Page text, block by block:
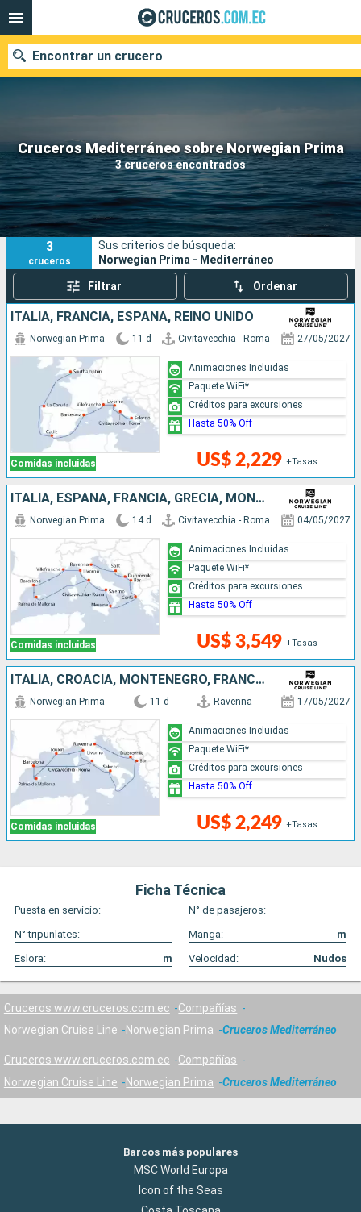
Cruceros Mediterráneo sobre Norwegian Prima
3 cruceros encontrados
Encontrar un crucero
Nuestros destinos
Fecha de salida
Puertos Compañías
Buscar
3
cruceros
Sus criterios de búsqueda:
Norwegian Prima - Mediterráneo
Filtrar Ordenar
ITALIA, FRANCIA, ESPAÑA, REINO UNIDO
Comidas incluidas
Norwegian Prima 11 d Civitavecchia - Roma 27/05/2027
US$ 2,229 +Tasas
Animaciones Incluidas
Paquete WiFi*
Créditos para excursiones
Hasta 50% Off
ITALIA, ESPAÑA, FRANCIA, GRECIA, MONTENEGRO, CROACIA
Comidas incluidas
Norwegian Prima 14 d Civitavecchia - Roma 04/05/2027
US$ 3,549 +Tasas
Animaciones Incluidas
Paquete WiFi*
Créditos para excursiones
Hasta 50% Off
ITALIA, CROACIA, MONTENEGRO, FRANCIA, ESPAÑA
Comidas incluidas
Norwegian Prima 11 d Ravenna 17/05/2027
US$ 2,249 +Tasas
Animaciones Incluidas
Paquete WiFi*
Créditos para excursiones
Hasta 50% Off
Ficha Técnica
Puesta en servicio:
N° de pasajeros:
N° tripunlates:
Manga:
m
Eslora:
m Velocidad: Nudos
Cruceros www.cruceros.com.ec
Compañías
Norwegian Cruise Line
Norwegian Prima Cruceros Mediterráneo
Cruceros www.cruceros.com.ec
Compañías
Norwegian Cruise Line
Norwegian Prima Cruceros Mediterráneo
Barcos más populares
MSC World Europa
Icon of the Seas